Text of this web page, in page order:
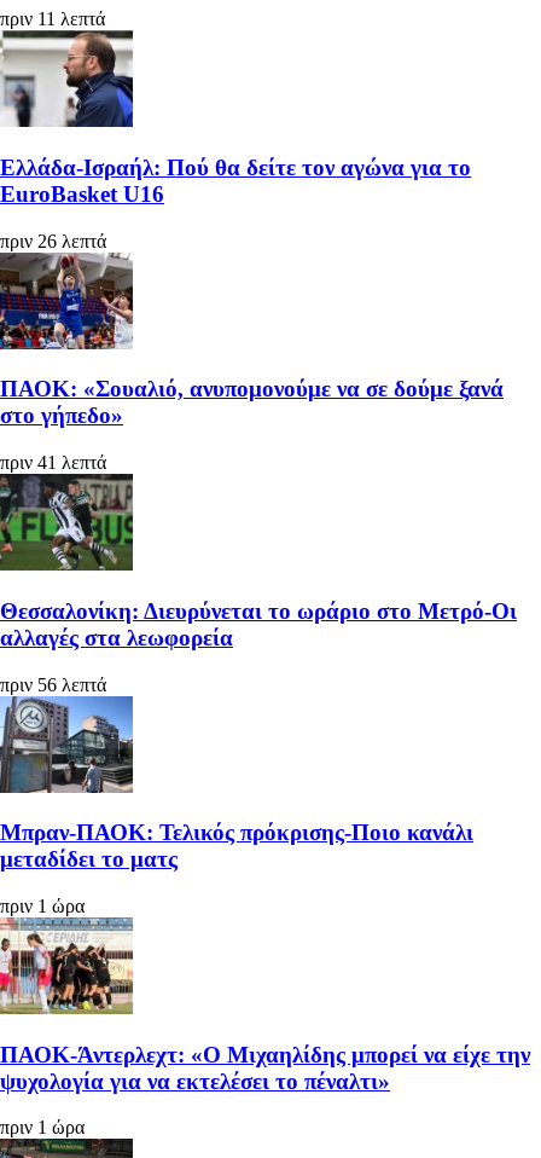
πριν 11 λεπτά
Ελλάδα-Ισραήλ: Πού θα δείτε τον αγώνα για το
EuroBasket U16
πριν 26 λεπτά
ΠΑΟΚ: «Σουαλιό, ανυπομονούμε να σε δούμε ξανά
στο γήπεδο»
πριν 41 λεπτά
Θεσσαλονίκη: Διευρύνεται το ωράριο στο Μετρό-Οι
αλλαγές στα λεωφορεία
πριν 56 λεπτά
Μπραν-ΠΑΟΚ: Τελικός πρόκρισης-Ποιο κανάλι
μεταδίδει το ματς
πριν 1 ώρα
ΠΑΟΚ-Άντερλεχτ: «Ο Μιχαηλίδης μπορεί να είχε την
ψυχολογία για να εκτελέσει το πέναλτι»
πριν 1 ώρα